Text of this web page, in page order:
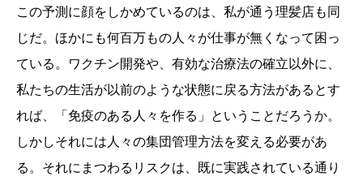
この予測に顔をしかめているのは、私が通う理髪店も同
じだ。ほかにも何百万もの人々が仕事が無くなって困っ
ている。ワクチン開発や、有効な治療法の確立以外に、
私たちの生活が以前のような状態に戻る方法があるとす
れば、「免疫のある人々を作る」ということだろうか。
しかしそれには人々の集団管理方法を変える必要があ
る。それにまつわるリスクは、既に実践されている通り